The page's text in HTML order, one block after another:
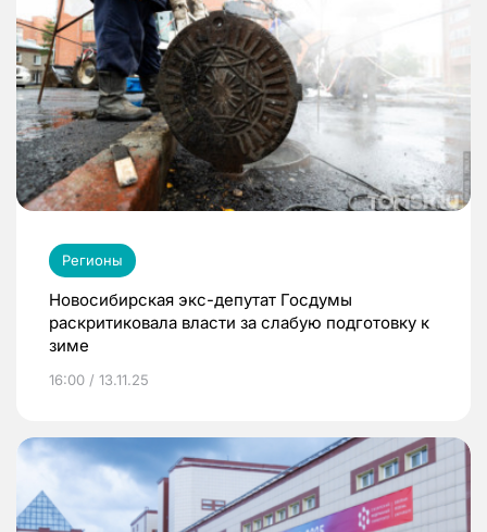
Регионы
Новосибирская экс-депутат Госдумы
раскритиковала власти за слабую подготовку к
зиме
16:00 / 13.11.25